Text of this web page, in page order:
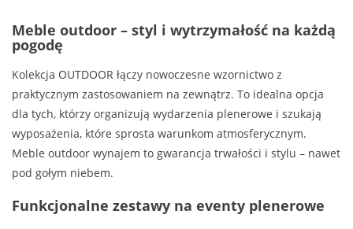
Meble outdoor – styl i wytrzymałość na każdą
pogodę
Kolekcja OUTDOOR łączy nowoczesne wzornictwo z
praktycznym zastosowaniem na zewnątrz. To idealna opcja
dla tych, którzy organizują wydarzenia plenerowe i szukają
wyposażenia, które sprosta warunkom atmosferycznym.
Meble outdoor wynajem to gwarancja trwałości i stylu – nawet
pod gołym niebem.
Funkcjonalne zestawy na eventy plenerowe